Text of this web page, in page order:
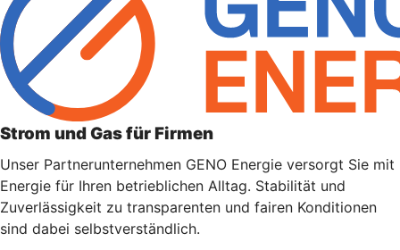
Strom und Gas für Firmen
Unser Partnerunternehmen GENO Energie versorgt Sie mit
Energie für Ihren betrieblichen Alltag. Stabilität und
Zuverlässigkeit zu transparenten und fairen Konditionen
sind dabei selbstverständlich.